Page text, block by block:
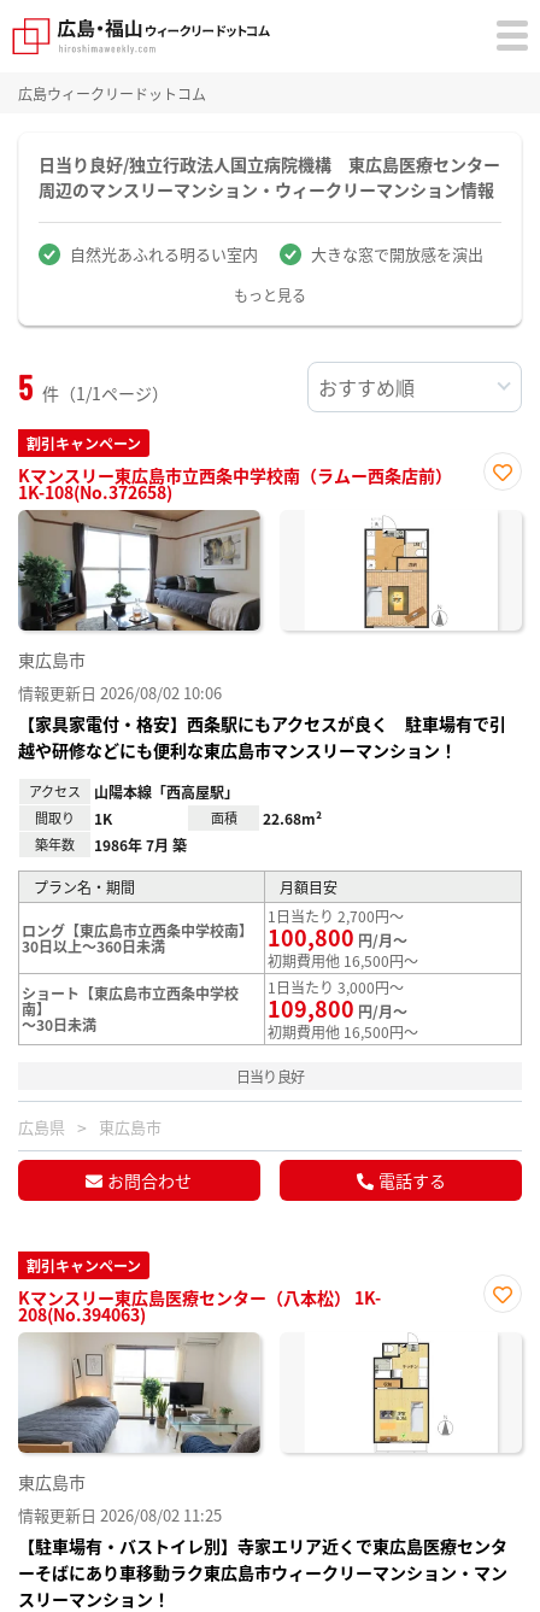
広島ウィークリードットコム
日当り良好/独立行政法人国立病院機構 東広島医療センター
周辺のマンスリーマンション・ウィークリーマンション情報
自然光あふれる明るい室内 大きな窓で開放感を演出
もっと見る
5 件（1/1ページ）
割引キャンペーン
Kマンスリー東広島市立西条中学校南（ラムー西条店前）
1K-108(No.372658)
に入
東広島市
情報更新日 2026/08/02 10:06
【家具家電付・格安】西条駅にもアクセスが良く 駐車場有で引
越や研修などにも便利な東広島市マンスリーマンション！
アクセス 山陽本線「西高屋駅」
間取り 1K 面積 22.68m²
築年数 1986年 7月 築
プラン名・期間 月額目安
ロング【東広島市立西条中学校南】
30日以上～360日未満
1日当たり 2,700円～
100,800 円/月～
初期費用他 16,500円～
ショート【東広島市立西条中学校
南】
～30日未満
1日当たり 3,000円～
109,800 円/月～
初期費用他 16,500円～
日当り良好
広島県 東広島市
お問合わせ 電話する
割引キャンペーン
Kマンスリー東広島医療センター（八本松） 1K-
208(No.394063)
に入
東広島市
情報更新日 2026/08/02 11:25
【駐車場有・バストイレ別】寺家エリア近くで東広島医療センタ
ーそばにあり車移動ラク東広島市ウィークリーマンション・マン
スリーマンション！